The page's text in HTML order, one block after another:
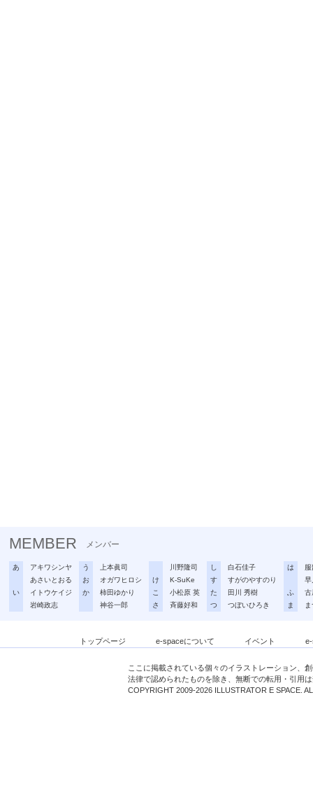
MEMBER メンバー
あ
アキワシンヤ
あさいとおる
い
イトウケイジ
岩崎政志
う
上本眞司
お
オガワヒロシ
か
柿田ゆかり
神谷一郎
川野隆司
け
K-SuKe
こ
小松原 英
さ
斉藤好和
し
白石佳子
す
すがのやすのり
た
田川 秀樹
つ
つぼいひろき
は
早
ふ
古
ま
トップページ e-spaceについて イベント
ここに掲載されている個々のイラストレーション、
法律で認められたものを除き、無断での転用・引用
COPYRIGHT 2009-2026 ILLUSTRATOR E SPACE.